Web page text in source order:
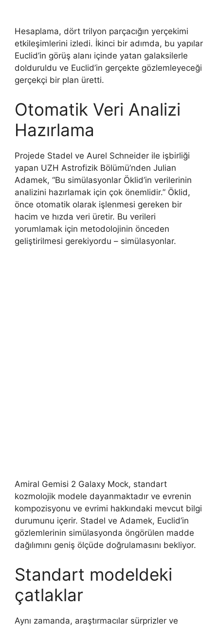
Hesaplama, dört trilyon parçacığın yerçekimi
etkileşimlerini izledi. İkinci bir adımda, bu yapılar
Euclid’in görüş alanı içinde yatan galaksilerle
dolduruldu ve Euclid’in gerçekte gözlemleyeceği
gerçekçi bir plan üretti.
Otomatik Veri Analizi
Hazırlama
Projede Stadel ve Aurel Schneider ile işbirliği
yapan UZH Astrofizik Bölümü’nden Julian
Adamek, “Bu simülasyonlar Öklid’in verilerinin
analizini hazırlamak için çok önemlidir.” Öklid,
önce otomatik olarak işlenmesi gereken bir
hacim ve hızda veri üretir. Bu verileri
yorumlamak için metodolojinin önceden
geliştirilmesi gerekiyordu – simülasyonlar.
Amiral Gemisi 2 Galaxy Mock, standart
kozmolojik modele dayanmaktadır ve evrenin
kompozisyonu ve evrimi hakkındaki mevcut bilgi
durumunu içerir. Stadel ve Adamek, Euclid’in
gözlemlerinin simülasyonda öngörülen madde
dağılımını geniş ölçüde doğrulamasını bekliyor.
Standart modeldeki
çatlaklar
Aynı zamanda, araştırmacılar sürprizler ve